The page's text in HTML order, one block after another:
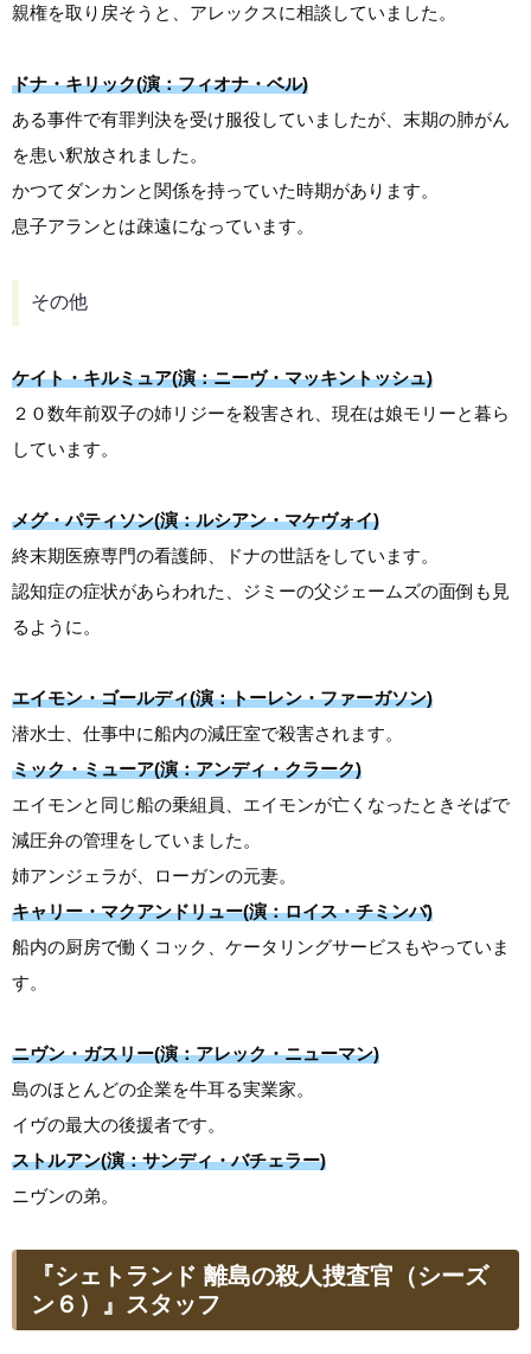
親権を取り戻そうと、アレックスに相談していました。
ドナ・キリック(演：フィオナ・ベル)
ある事件で有罪判決を受け服役していましたが、末期の肺がん
を患い釈放されました。
かつてダンカンと関係を持っていた時期があります。
息子アランとは疎遠になっています。
その他
ケイト・キルミュア(演：ニーヴ・マッキントッシュ)
２０数年前双子の姉リジーを殺害され、現在は娘モリーと暮ら
しています。
メグ・パティソン(演：ルシアン・マケヴォイ)
終末期医療専門の看護師、ドナの世話をしています。
認知症の症状があらわれた、ジミーの父ジェームズの面倒も見
るように。
エイモン・ゴールディ(演：トーレン・ファーガソン)
潜水士、仕事中に船内の減圧室で殺害されます。
ミック・ミューア(演：アンディ・クラーク)
エイモンと同じ船の乗組員、エイモンが亡くなったときそばで
減圧弁の管理をしていました。
姉アンジェラが、ローガンの元妻。
キャリー・マクアンドリュー(演：ロイス・チミンバ)
船内の厨房で働くコック、ケータリングサービスもやっていま
す。
ニヴン・ガスリー(演：アレック・ニューマン)
島のほとんどの企業を牛耳る実業家。
イヴの最大の後援者です。
ストルアン(演：サンディ・バチェラー)
ニヴンの弟。
『シェトランド 離島の殺人捜査官（シーズ
ン６）』スタッフ